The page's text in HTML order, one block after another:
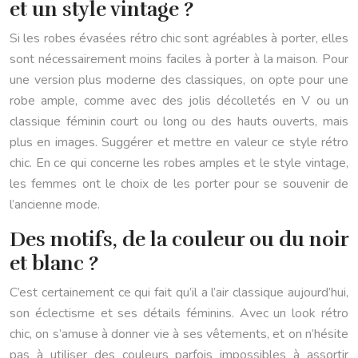
et un style vintage ?
Si les robes évasées rétro chic sont agréables à porter, elles
sont nécessairement moins faciles à porter à la maison. Pour
une version plus moderne des classiques, on opte pour une
robe ample, comme avec des jolis décolletés en V ou un
classique féminin court ou long ou des hauts ouverts, mais
plus en images. Suggérer et mettre en valeur ce style rétro
chic. En ce qui concerne les robes amples et le style vintage,
les femmes ont le choix de les porter pour se souvenir de
l’ancienne mode.
Des motifs, de la couleur ou du noir
et blanc ?
C’est certainement ce qui fait qu’il a l’air classique aujourd’hui,
son éclectisme et ses détails féminins. Avec un look rétro
chic, on s’amuse à donner vie à ses vêtements, et on n’hésite